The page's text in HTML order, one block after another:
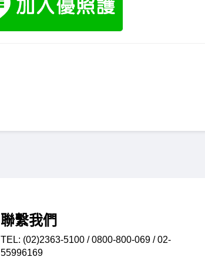
聯繫我們
TEL: (02)2363-5100 / 0800-800-069 / 02-
55996169